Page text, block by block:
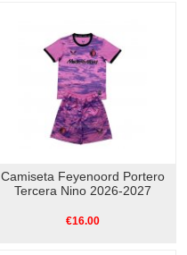
Camiseta Feyenoord Portero
Tercera Nino 2026-2027
€16.00